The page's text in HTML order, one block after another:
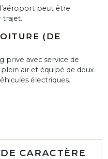
peut être
trajet.
(DE
privé avec service de
air et équipé de deux
électriques.
CARACTÈRE